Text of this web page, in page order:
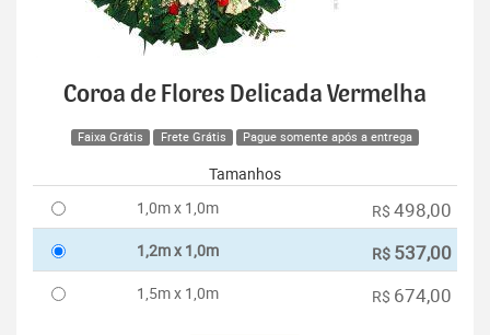
Coroa de Flores Delicada Vermelha
Faixa Grátis Frete Grátis Pague somente após a entrega
Tamanhos
1,0m x 1,0m
R$ 498,00
1,2m x 1,0m R$ 537,00
1,5m x 1,0m R$ 674,00